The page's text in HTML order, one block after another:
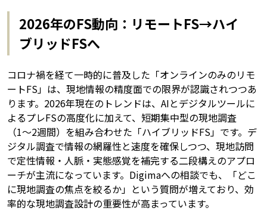
2026年のFS動向：リモートFS→ハイ
ブリッドFSへ
コロナ禍を経て一時的に普及した「オンラインのみのリモ
ートFS」は、現地情報の精度面での限界が認識されつつあ
ります。2026年現在のトレンドは、AIとデジタルツールに
よるプレFSの高度化に加えて、短期集中型の現地調査
（1〜2週間）を組み合わせた「ハイブリッドFS」です。デ
ジタル調査で情報の網羅性と速度を確保しつつ、現地訪問
で定性情報・人脈・実態感覚を補完する二段構えのアプロ
ーチが主流になっています。Digimaへの相談でも、「どこ
に現地調査の焦点を絞るか」という質問が増えており、効
率的な現地調査設計の重要性が高まっています。